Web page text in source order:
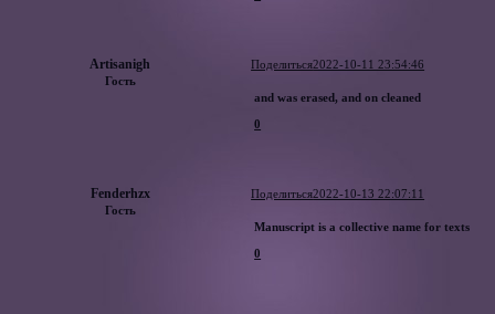
Поделиться2022-10-11 23:54:46
Artisanigh
Гость
and was erased, and on cleaned
0
Поделиться2022-10-13 22:07:11
Fenderhzx
Гость
Manuscript is a collective name for texts
0